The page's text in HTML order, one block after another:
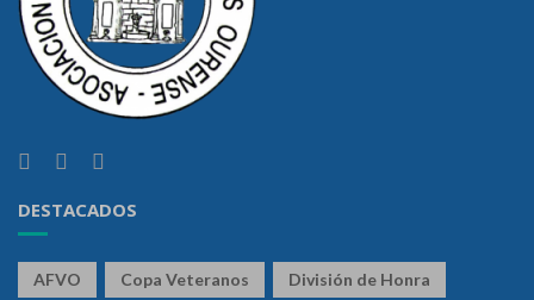
DESTACADOS
AFVO Copa Veteranos División de Honra